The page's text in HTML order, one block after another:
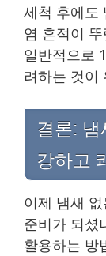
세척 후에도
염 흔적이
일반적으로
려하는 것이
결론:
강하고
이제 냄새
준비가 되셨
활용하는 방